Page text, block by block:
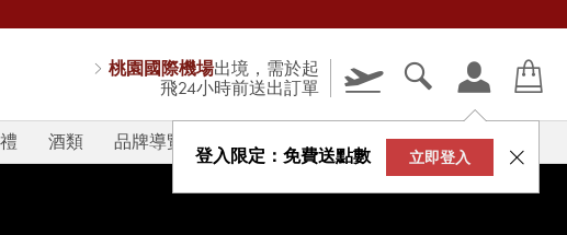
桃園國際機場出境，需於起
飛24小時前送出訂單
登入限定：免費送點數 立即登入
酒類 品牌導覽 V-STORY